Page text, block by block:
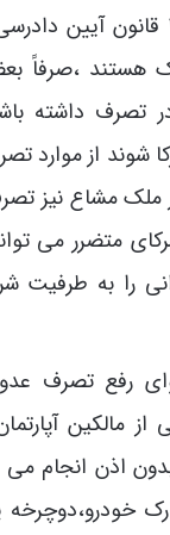
به استناد ماده 167
هستند ،صرفاً
تصرف داشته
شوند از موارد
ملک مشاع نیز
متضرر می
را به طرفیت
رفع تصرف
مالکین
اذن انجام